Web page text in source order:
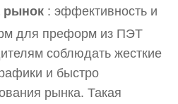
рынок : эффективность и
для преформ из ПЭТ
соблюдать жесткие
и быстро
рынка. Такая